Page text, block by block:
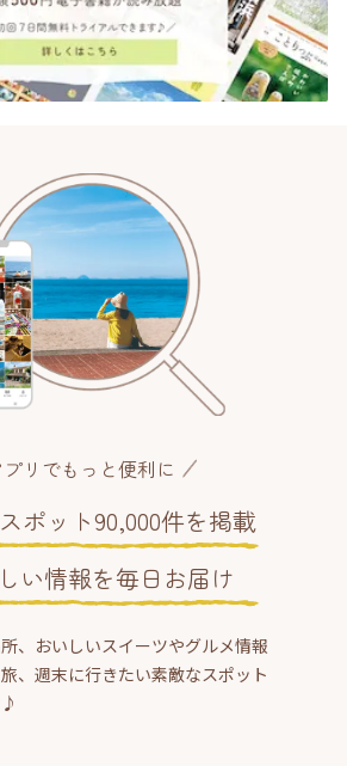
プリでもっと便利に
ポット90,000件を掲載
い情報を毎日お届け
、おいしいスイーツやグルメ情報
、週末に行きたい素敵なスポット